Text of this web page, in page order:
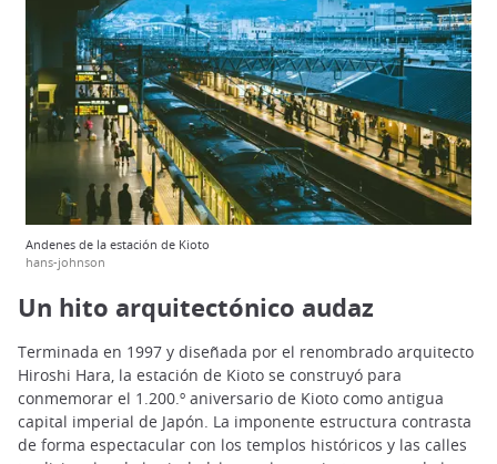
Andenes de la estación de Kioto
hans-johnson
Un hito arquitectónico audaz
Terminada en 1997 y diseñada por el renombrado arquitecto
Hiroshi Hara, la estación de Kioto se construyó para
conmemorar el 1.200.º aniversario de Kioto como antigua
capital imperial de Japón. La imponente estructura contrasta
de forma espectacular con los templos históricos y las calles